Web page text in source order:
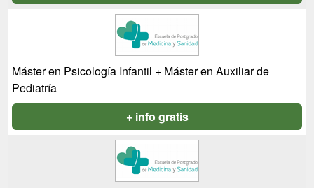
Máster en Psicología Infantil + Máster en Auxiliar de
Pediatría
+ info gratis